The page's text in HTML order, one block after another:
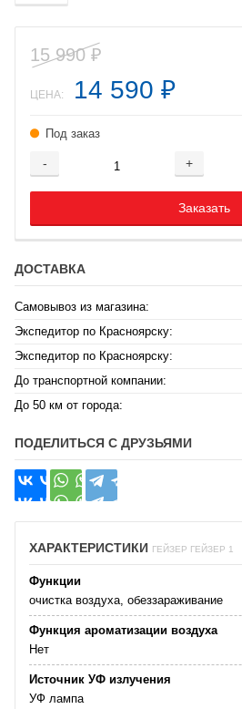
15 990 ₽
ЦЕНА: 14 590 ₽
Под заказ
- +
Добавляется...
Заказать
Добавлен
ДОСТАВКА
Самовывоз из магазина:
Экспедитор по Красноярску:
Экспедитор по Красноярску:
До транспортной компании:
До 50 км от города:
ПОДЕЛИТЬСЯ С ДРУЗЬЯМИ
ХАРАКТЕРИСТИКИ ГЕЙЗЕР ГЕЙЗЕР 1
Функции
очистка воздуха, обеззараживание
Функция ароматизации воздуха
Нет
Источник УФ излучения
УФ лампа